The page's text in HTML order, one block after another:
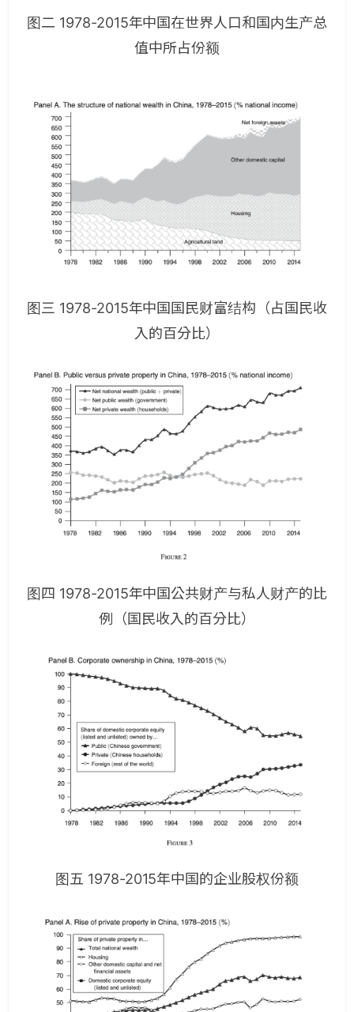
图二 1978-2015年中国在世界人口和国内生产总
值中所占份额
图三 1978-2015年中国国民财富结构（占国民收
入的百分比）
图四 1978-2015年中国公共财产与私人财产的比
例（国民收入的百分比）
图五 1978-2015年中国的企业股权份额